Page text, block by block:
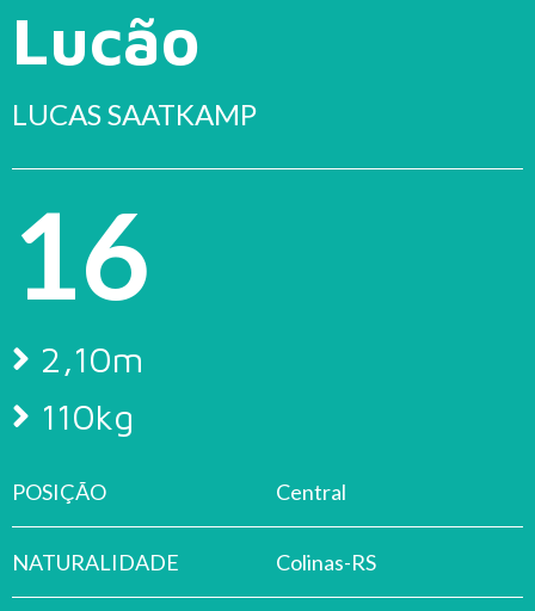
Lucão
LUCAS SAATKAMP
16
2,10m
110kg
POSIÇÃO Central
NATURALIDADE Colinas-RS